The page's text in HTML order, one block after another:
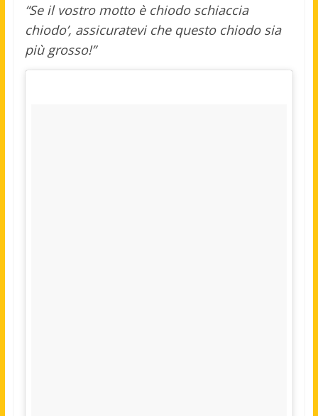
“Se il vostro motto è chiodo schiaccia
chiodo’, assicuratevi che questo chiodo sia
più grosso!”